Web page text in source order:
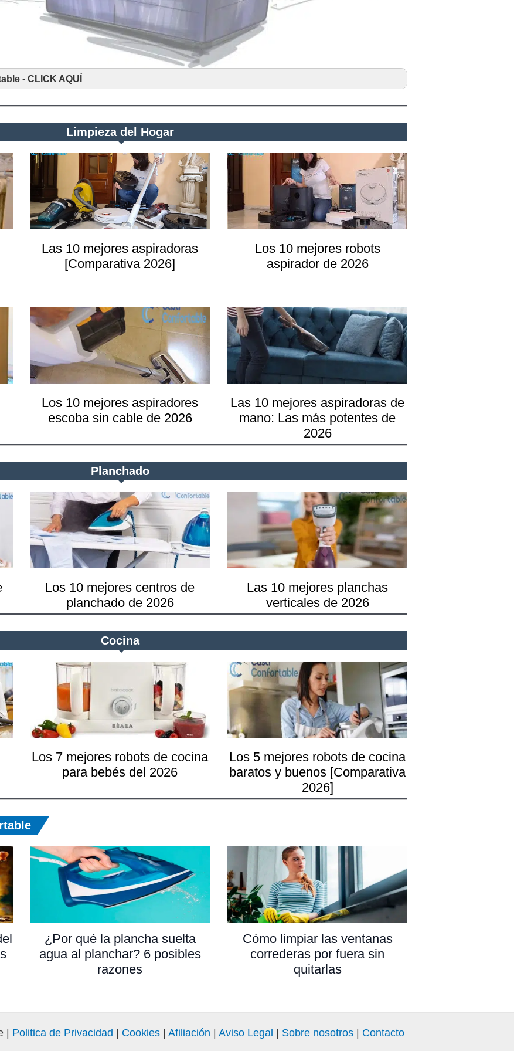
- CLICK AQUÍ
madera
Limpieza del Hogar
Las 10 mejores aspiradoras
[Comparativa 2026]
Los 10 mejores robots
aspirador de 2026
Los 10 mejores aspiradores
escoba sin cable de 2026
Las 10 mejores aspiradoras de
mano: Las más potentes de
2026
Planchado
Los 10 mejores centros de
planchado de 2026
Las 10 mejores planchas
verticales de 2026
Cocina
Los 7 mejores robots de cocina
para bebés del 2026
Los 5 mejores robots de cocina
baratos y buenos [Comparativa
2026]
¿Por qué la plancha suelta
agua al planchar? 6 posibles
razones
Cómo limpiar las ventanas
correderas por fuera sin
quitarlas
| Politica de Privacidad | Cookies| Afiliación | Aviso Legal | Sobre nosotros| Contacto